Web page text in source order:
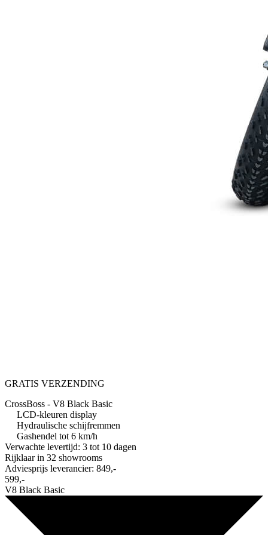
GRATIS VERZENDING
CrossBoss - V8 Black Basic
LCD-kleuren display
Hydraulische schijfremmen
Gashendel tot 6 km/h
Verwachte levertijd: 3 tot 10 dagen
Rijklaar in 32 showrooms
Adviesprijs leverancier: 849,-
599,-
V8 Black Basic